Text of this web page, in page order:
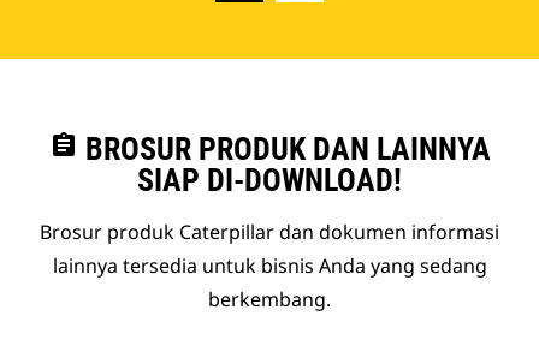
assignment BROSUR PRODUK DAN LAINNYA
SIAP DI-DOWNLOAD!
Brosur produk Caterpillar dan dokumen informasi
lainnya tersedia untuk bisnis Anda yang sedang
berkembang.